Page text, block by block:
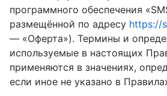
программного обеспечения
размещённой по адресу https://
— «Оферта»). Термины и
используемые в настоящих
применяются в значениях,
если иное не указано в